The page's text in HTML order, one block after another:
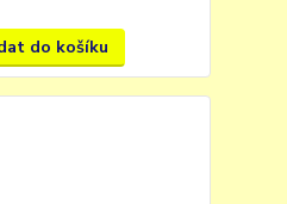
do košíku